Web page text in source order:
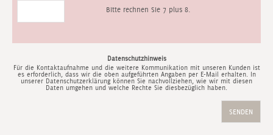
Bitte rechnen Sie 7 plus 8.
Datenschutzhinweis
Für die Kontaktaufnahme und die weitere Kommunikation mit unseren Kunden ist
es erforderlich, dass wir die oben aufgeführten Angaben per E-Mail erhalten. In
unserer Datenschutzerklärungkönnen Sie nachvollziehen, wie wir mit diesen
Daten umgehen und welche Rechte Sie diesbezüglich haben.